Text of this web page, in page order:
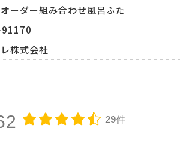
ーダー組み合わせ風呂ふた
株式会社
29件